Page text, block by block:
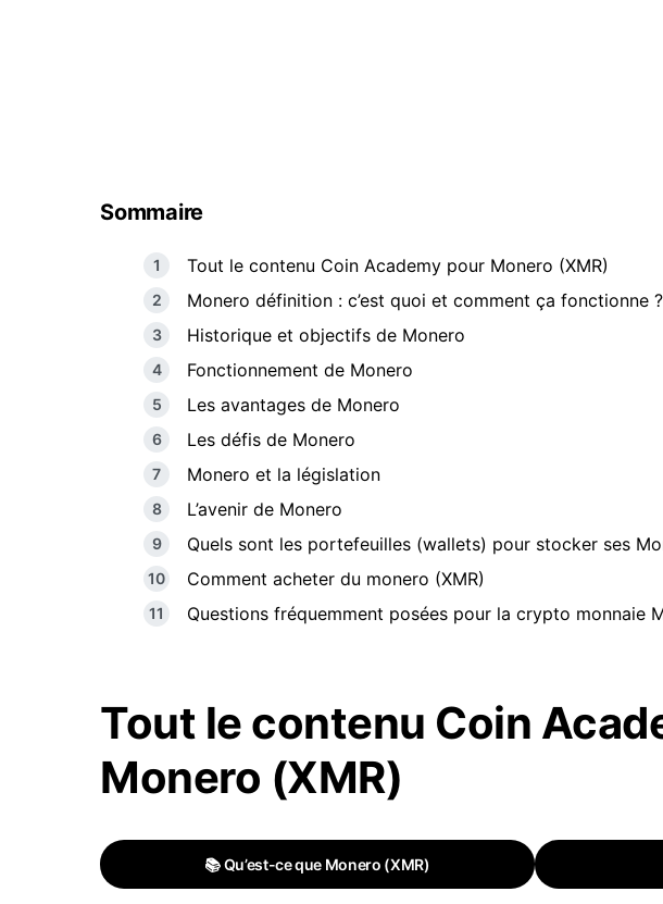
Sommaire
Tout le contenu Coin Academy pour Monero (XMR)
Monero définition : c’est quoi et comment ça fonctionne ?
Historique et objectifs de Monero
Fonctionnement de Monero
Les avantages de Monero
Les défis de Monero
Monero et la législation
L’avenir de Monero
Quels sont les portefeuilles (wallets) pour stocker ses
Comment acheter du monero (XMR)
Questions fréquemment posées pour la crypto monnaie
Tout le contenu Coin
Monero (XMR)
📚 Qu’est-ce que Monero (XMR)